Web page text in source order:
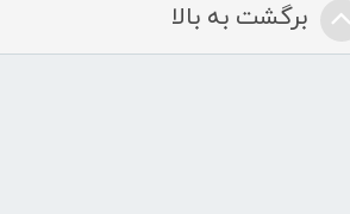
برگشت به بالا